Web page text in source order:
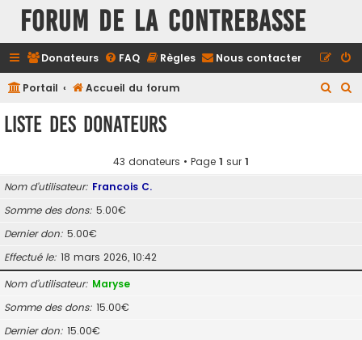
FORUM DE LA CONTREBASSE
Donateurs FAQ Règles Nous contacter
Portail Accueil du forum
Liste des donateurs
43 donateurs • Page 1 sur 1
Nom d’utilisateur Francois C.
Somme des dons 5.00€
Dernier don 5.00€
Effectué le 18 mars 2026, 10:42
Nom d’utilisateur Maryse
Somme des dons 15.00€
Dernier don 15.00€